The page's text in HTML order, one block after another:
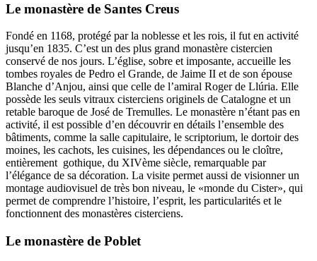
Le monastère de Santes Creus
Fondé en 1168, protégé par la noblesse et les rois, il fut en activité
jusqu’en 1835. C’est un des plus grand monastère cistercien
conservé de nos jours. L’église, sobre et imposante, accueille les
tombes royales de Pedro el Grande, de Jaime II et de son épouse
Blanche d’Anjou, ainsi que celle de l’amiral Roger de Llúria. Elle
possède les seuls vitraux cisterciens originels de Catalogne et un
retable baroque de José de Tremulles. Le monastère n’étant pas en
activité, il est possible d’en découvrir en détails l’ensemble des
bâtiments, comme la salle capitulaire, le scriptorium, le dortoir des
moines, les cachots, les cuisines, les dépendances ou le cloître,
entièrement gothique, du XIVème siècle, remarquable par
l’élégance de sa décoration. La visite permet aussi de visionner un
montage audiovisuel de très bon niveau, le «monde du Cister», qui
permet de comprendre l’histoire, l’esprit, les particularités et le
fonctionnent des monastères cisterciens.
Le monastère de Poblet